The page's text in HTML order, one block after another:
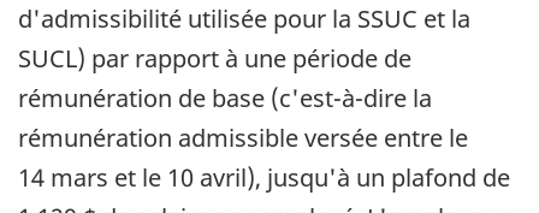
d'admissibilité utilisée pour la SSUC et la
SUCL) par rapport à une période de
rémunération de base (c'est-à-dire la
rémunération admissible versée entre le
14 mars et le 10 avril), jusqu'à un plafond de